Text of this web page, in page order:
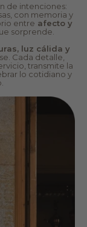
de intenciones:
con memoria y
entre afecto y
sorprende.
luz cálida y
Cada detalle,
transmite la
lo cotidiano y